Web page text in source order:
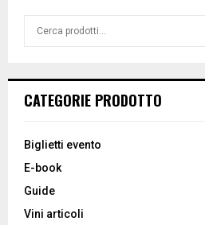
CATEGORIE PRODOTTO
Biglietti evento
E-book
Guide
Vini articoli